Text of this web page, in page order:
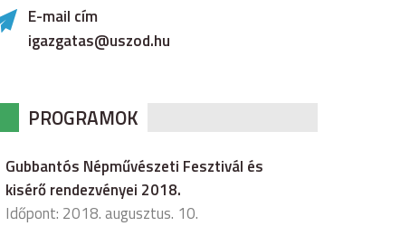
E-mail cím
igazgatas@uszod.hu
PROGRAMOK
Gubbantós Népművészeti Fesztivál és
kisérő rendezvényei 2018.
Időpont: 2018. augusztus. 10.